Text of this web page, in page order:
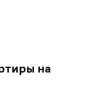
на